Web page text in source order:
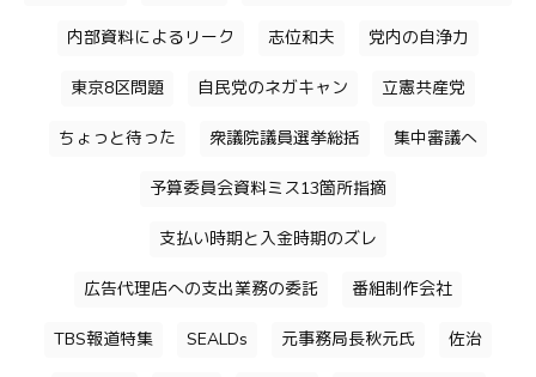
内部資料によるリーク 志位和夫 党内の自浄力
東京8区問題 自民党のネガキャン 立憲共産党
ちょっと待った 衆議院議員選挙総括 集中審議へ
予算委員会資料ミス13箇所指摘
支払い時期と入金時期のズレ
広告代理店への支出業務の委託 番組制作会社
TBS報道特集 SEALDs 元事務局長秋元氏 佐治